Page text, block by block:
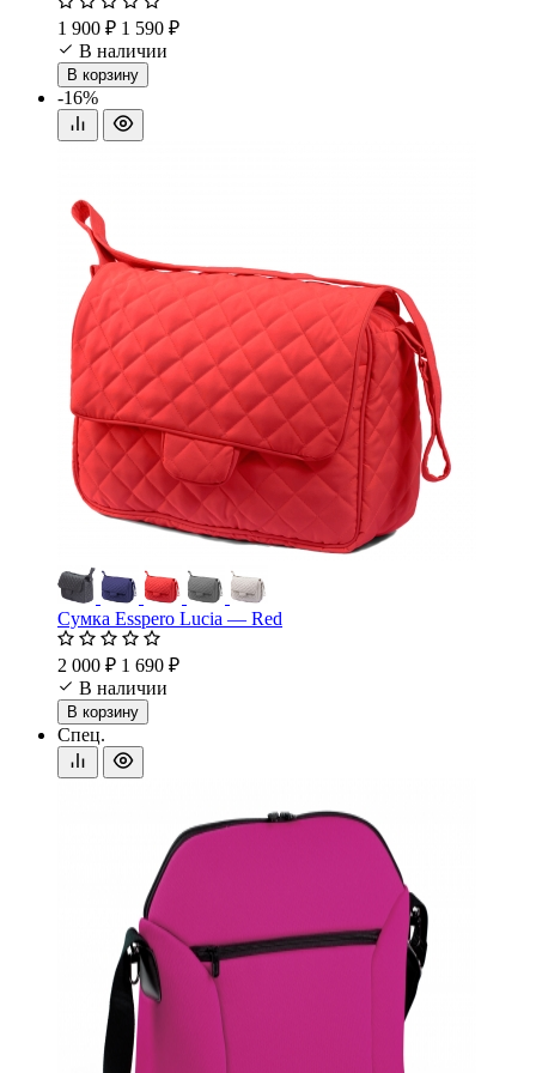
1 900 ₽ 1 590 ₽
В наличии
В корзину
-16%
Сумка Esspero Lucia — Red
2 000 ₽ 1 690 ₽
В наличии
В корзину
Спец.